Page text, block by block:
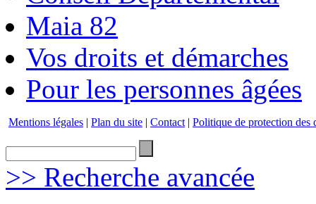
Maia 82
Vos droits et démarches
Pour les personnes âgées
Mentions légales | Plan du site | Contact | Politique de protection des
>> Recherche avancée